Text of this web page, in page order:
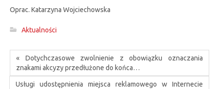
Oprac. Katarzyna Wojciechowska
Aktualności
« Dotychczasowe zwolnienie z obowiązku oznaczania
znakami akcyzy przedłużone do końca…
Usługi udostępnienia miejsca reklamowego w Internecie